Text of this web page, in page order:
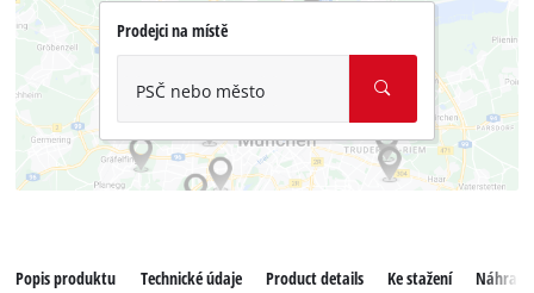
Prodejci na místě
PSČ nebo město
Popis produktu Technické údaje Product details Ke stažení